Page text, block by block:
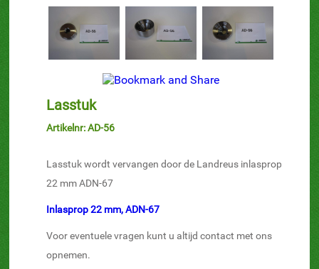
Lasstuk
Artikelnr: AD-56
Lasstuk wordt vervangen door de Landreus inlasprop
22 mm ADN-67
Inlasprop 22 mm, ADN-67
Voor eventuele vragen kunt u altijd contact met ons
opnemen.